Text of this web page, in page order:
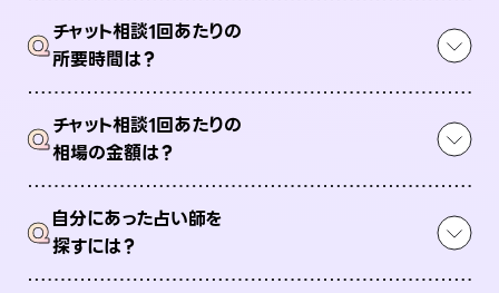
Qチャット相談1回あたりの
所要時間は？
Qチャット相談1回あたりの
相場の金額は？
Q自分にあった占い師を
探すには？